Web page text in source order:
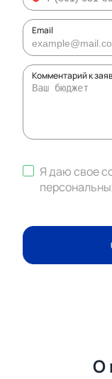
Email
Комментарий к
Я даю свое
О